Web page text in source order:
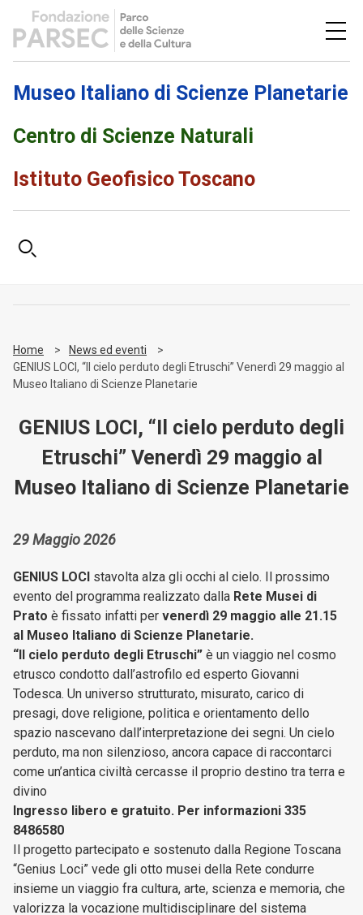
Museo Italiano di Scienze Planetarie
Centro di Scienze Naturali
Istituto Geofisico Toscano
Home
News ed eventi
GENIUS LOCI, “Il cielo perduto degli Etruschi” Venerdì 29 maggio al
Museo Italiano di Scienze Planetarie
GENIUS LOCI, “Il cielo perduto degli
Etruschi” Venerdì 29 maggio al
Museo Italiano di Scienze Planetarie
29 Maggio 2026
GENIUS LOCI stavolta alza gli occhi al cielo. Il prossimo
evento del programma realizzato dalla Rete Musei di
Prato è fissato infatti per venerdì 29 maggio alle 21.15
al Museo Italiano di Scienze Planetarie.
“Il cielo perduto degli Etruschi” è un viaggio nel cosmo
etrusco condotto dall’astrofilo ed esperto Giovanni
Todesca. Un universo strutturato, misurato, carico di
presagi, dove religione, politica e orientamento dello
spazio nascevano dall’interpretazione dei segni. Un cielo
perduto, ma non silenzioso, ancora capace di raccontarci
come un’antica civiltà cercasse il proprio destino tra terra e
divino
Ingresso libero e gratuito. Per informazioni 335
8486580
Il progetto partecipato e sostenuto dalla Regione Toscana
“Genius Loci” vede gli otto musei della Rete condurre
insieme un viaggio fra cultura, arte, scienza e memoria, che
valorizza la vocazione multidisciplinare del sistema